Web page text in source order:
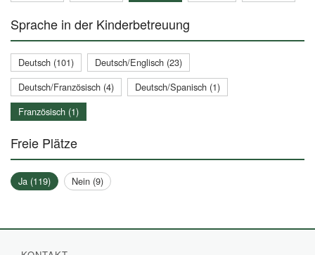
Sprache in der Kinderbetreuung
Deutsch (101)
Deutsch/Englisch (23)
Deutsch/Französisch (4)
Deutsch/Spanisch (1)
Französisch (1)
Freie Plätze
Ja (119) Nein (9)